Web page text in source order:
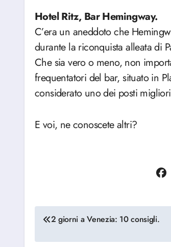
Hotel Ritz, Bar Hemingway.
C’era un aneddoto che
durante la riconquista alleata di
Che sia vero o meno, non
frequentatori del bar, situato in
considerato uno dei posti
E voi, ne conoscete altri?
Navigazione
articoli
2 giorni a Venezia: 10 consigli.